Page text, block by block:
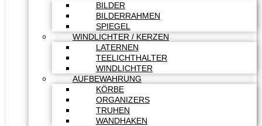
BILDER
BILDERRAHMEN
SPIEGEL
WINDLICHTER / KERZEN
LATERNEN
TEELICHTHALTER
WINDLICHTER
AUFBEWAHRUNG
KÖRBE
ORGANIZERS
TRUHEN
WANDHAKEN